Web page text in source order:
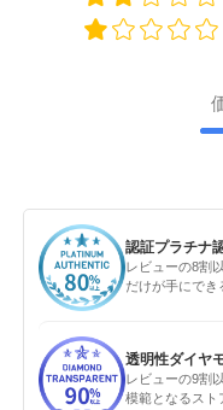
認証プラチナ
レビューの8割
だけが手にでき
透明性ダイヤ
レビューの9割
模範となるスト